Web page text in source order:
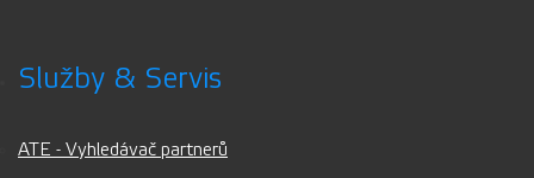
Služby & Servis
ATE - Vyhledávač partnerů